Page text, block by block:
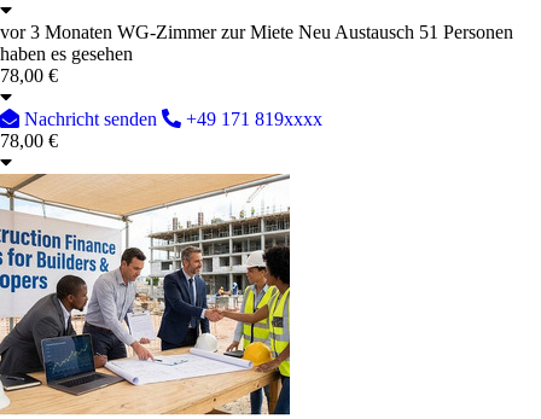
vor 3 Monaten WG-Zimmer zur Miete Neu Austausch 51 Personen
haben es gesehen
78,00 €
Nachricht senden
+49 171 819xxxx
78,00 €